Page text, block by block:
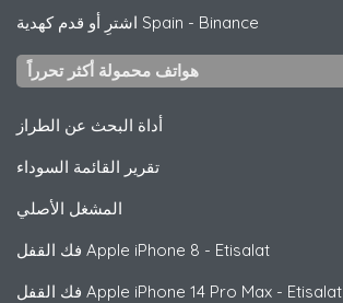
اشترِ أو قدم كهدية Spain - Binance
هواتف محمولة أكثر تحرراً
أداة البحث عن الطراز
تقرير القائمة السوداء
المشغل الأصلي
Apple iPhone 8 - Etisalat
Apple iPhone 14 Pro Max - Etisalat